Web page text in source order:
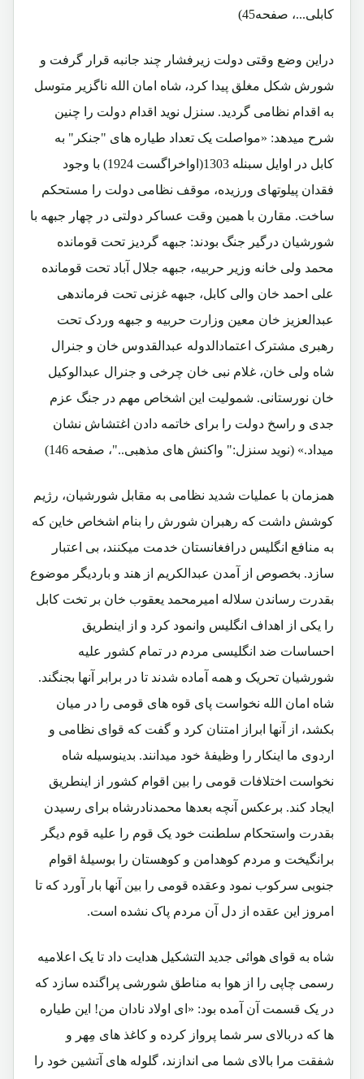
کابلی...، صفحه45)
دراین وضع وقتی دولت زیرفشار چند جانبه قرار گرفت و
شورش شکل مغلق پیدا کرد، شاه امان الله ناگزیر متوسل
به اقدام نظامی گردید. سنزل نوید اقدام دولت را چنین
شرح میدهد: «مواصلت یک تعداد طیاره های "جنکر" به
کابل در اوایل سبنله 1303(اواخراگست 1924) با وجود
فقدان پیلوتهای ورزیده، موقف نظامی دولت را مستحکم
ساخت. مقارن با همین وقت عساکر دولتی در چهار جبهه با
شورشیان درگیر جنگ بودند: جبهه گردیز تحت قومانده
محمد ولی خانه وزیر حربیه، جبهه جلال آباد تحت قومانده
علی احمد خان والی کابل، جبهه غزنی تحت فرماندهی
عبدالعزیز خان معین وزارت حربیه و جبهه وردک تحت
رهبری مشترک اعتمادالدوله عبدالقدوس خان و جنرال
شاه ولی خان، غلام نبی خان چرخی و جنرال عبدالوکیل
خان نورستانی. شمولیت این اشخاص مهم در جنگ عزم
جدی و راسخ دولت را برای خاتمه دادن اغتشاش نشان
میداد.» (نوید سنزل:" واکنش های مذهبی.."، صفحه 146)
همزمان با عملیات شدید نظامی به مقابل شورشیان، رژیم
کوشش داشت که رهبران شورش را بنام اشخاص خاین که
به منافع انگلیس درافغانستان خدمت میکنند، بی اعتبار
سازد. بخصوص از آمدن عبدالکریم از هند و باردیگر موضوع
بقدرت رساندن سلاله امیرمحمد یعقوب خان بر تخت کابل
را یکی از اهداف انگلیس وانمود کرد و از اینطریق
احساسات ضد انگلیسی مردم در تمام کشور علیه
شورشیان تحریک و همه آماده شدند تا در برابر آنها بجنگند.
شاه امان الله نخواست پای قوه های قومی را در میان
بکشد، از آنها ابراز امتنان کرد و گفت که قوای نظامی و
اردوی ما اینکار را وظیفۀ خود میدانند. بدینوسیله شاه
نخواست اختلافات قومی را بین اقوام کشور از اینطریق
ایجاد کند. برعکس آنچه بعدها محمدنادرشاه برای رسیدن
بقدرت واستحکام سلطنت خود یک قوم را علیه قوم دیگر
برانگیخت و مردم کوهدامن و کوهستان را بوسیلۀ اقوام
جنوبی سرکوب نمود وعقده قومی را بین آنها بار آورد که تا
امروز این عقده از دل آن مردم پاک نشده است.
شاه به قوای هوائی جدید التشکیل هدایت داد تا یک اعلامیه
رسمی چاپی را از هوا به مناطق شورشی پراگنده سازد که
در یک قسمت آن آمده بود: «ای اولاد نادان من! این طیاره
ها که دربالای سر شما پرواز کرده و کاغذ های مِهر و
شفقت مرا بالای شما می اندازند، گلوله های آتشین خود را